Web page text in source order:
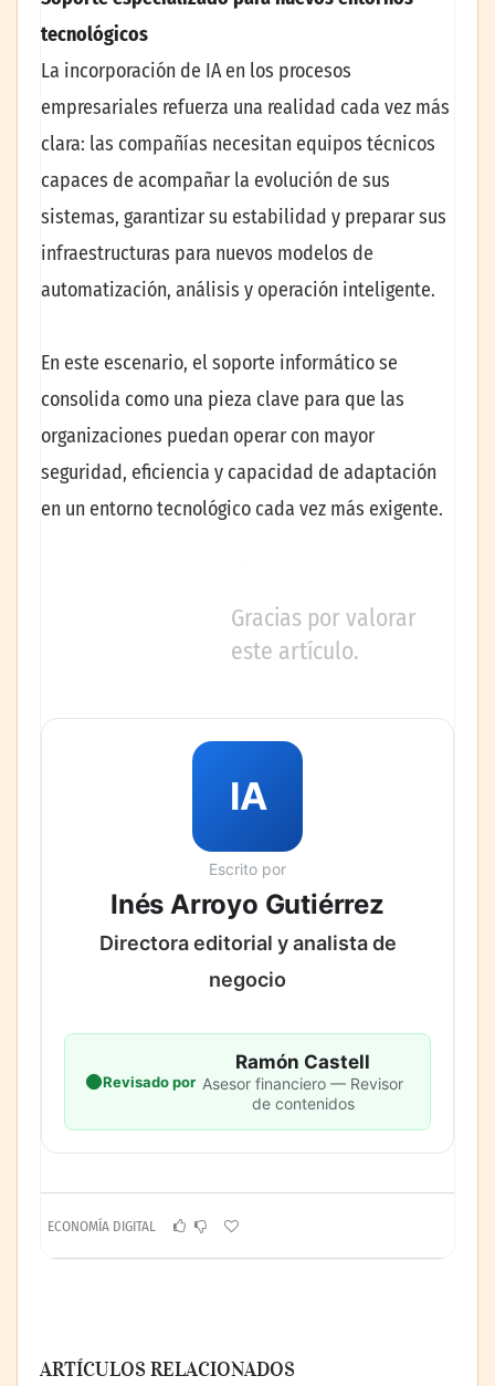
tecnológicos
La incorporación de IA en los procesos
empresariales refuerza una realidad cada vez más
clara: las compañías necesitan equipos técnicos
capaces de acompañar la evolución de sus
sistemas, garantizar su estabilidad y preparar sus
infraestructuras para nuevos modelos de
automatización, análisis y operación inteligente.
En este escenario, el soporte informático se
consolida como una pieza clave para que las
organizaciones puedan operar con mayor
seguridad, eficiencia y capacidad de adaptación
en un entorno tecnológico cada vez más exigente.
Gracias por valorar
este artículo.
IA
Escrito por
Inés Arroyo Gutiérrez
Directora editorial y analista de
negocio
Revisado por
Ramón Castell
Asesor financiero — Revisor
de contenidos
ECONOMÍA DIGITAL
ARTÍCULOS RELACIONADOS